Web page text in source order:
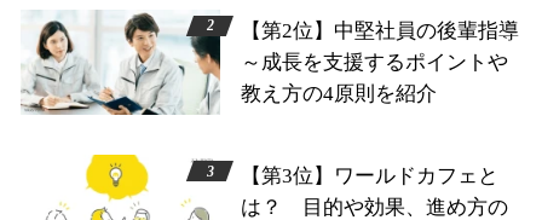
【第2位】中堅社員の後輩指導
～成長を支援するポイントや
教え方の4原則を紹介
【第3位】ワールドカフェと
は？ 目的や効果、進め方の